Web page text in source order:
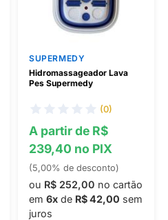
SUPERMEDY
Hidromassageador Lava
Pes Supermedy
(0)
A partir de R$
239,40 no PIX
(5,00% de desconto)
ou R$ 252,00 no cartão
em 6x de R$ 42,00 sem
juros